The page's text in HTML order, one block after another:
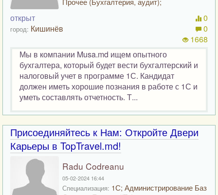
открыт
город: Кишинёв
0
0
1668
Мы в компании Musa.md ищем опытного
бухгалтера, который будет вести бухгалтерский и
налоговый учет в программе 1С. Кандидат
должен иметь хорошие познания в работе с 1С и
уметь составлять отчетность. Т...
Присоединяйтесь к Нам: Откройте Двери
Карьеры в TopTravel.md!
Radu Codreanu
05-02-2024 16:44
Специализация: 1С; Администрирование Баз